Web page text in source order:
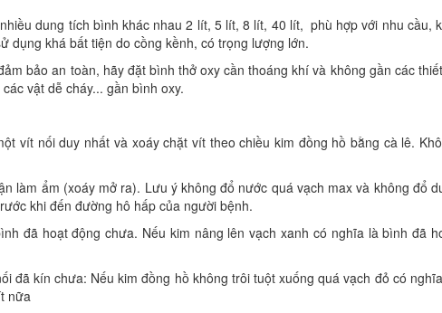
dung tích bình khác nhau 2 lít, 5 lít, 8 lít, 40 lít, phù hợp với nhu cầu,
dụng khá bất tiện do cồng kềnh, có trọng lượng lớn.
bảo an toàn, hãy đặt bình thở oxy cần thoáng khí và không gần các
vật dễ cháy... gần bình oxy.
vít nối duy nhất và xoáy chặt vít theo chiều kim đồng hồ bằng cà lê.
làm ẩm (xoáy mở ra). Lưu ý không đổ nước quá vạch max và không đổ
khi đến đường hô hấp của người bệnh.
đã hoạt động chưa. Nếu kim nâng lên vạch xanh có nghĩa là bình đã
đã kín chưa: Nếu kim đồng hồ không trôi tuột xuống quá vạch đỏ có
nữa